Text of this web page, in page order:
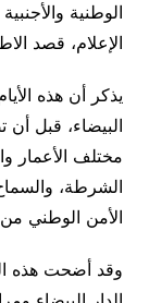
الوطنية
الإعلام، قصد
البيضاء، قبل
مختلف الأعمار
الشرطة،
الأمن الوطني
وقد أضحت هذه